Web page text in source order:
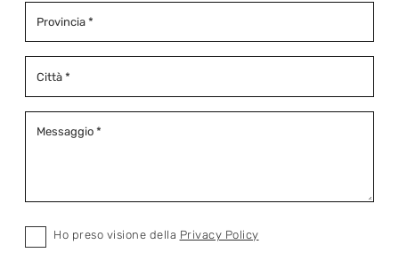
Ho preso visione della Privacy Policy